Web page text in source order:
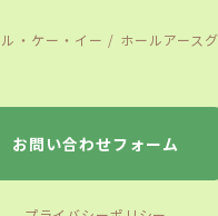
お問い合わせフォーム
ル・ケー・イー / ホールアース